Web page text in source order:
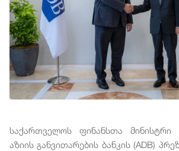
საქართველოს ფინანსთა მინისტრი
აზიის განვითარების ბანკის (ADB)